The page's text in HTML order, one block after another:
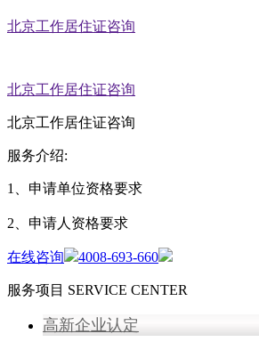
北京工作居住证咨询
北京工作居住证咨询
北京工作居住证咨询
服务介绍:
1、申请单位资格要求
2、申请人资格要求
在线咨询 4008-693-660
服务项目 SERVICE CENTER
高新企业认定